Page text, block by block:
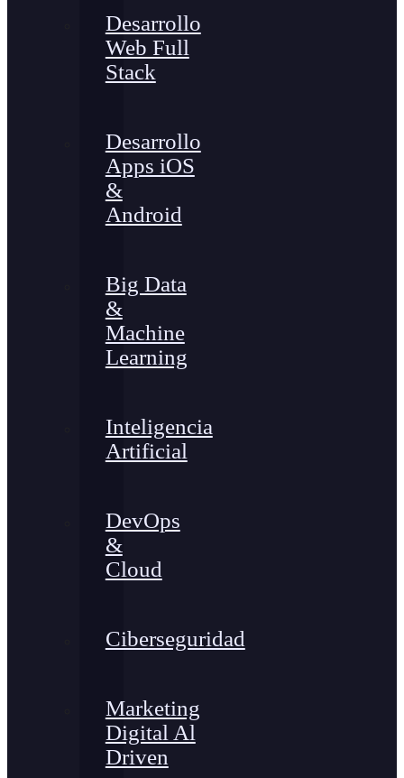
Desarrollo
Web Full
Stack
Desarrollo
Apps iOS
&
Android
Big Data
&
Machine
Learning
Inteligencia
Artificial
DevOps
&
Cloud
Ciberseguridad
Marketing
Digital Al
Driven